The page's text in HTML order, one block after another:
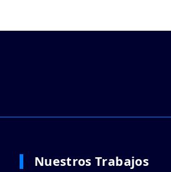
Nuestros Trabajos